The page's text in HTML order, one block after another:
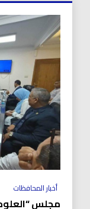
أخبار المحافظات
مجلس